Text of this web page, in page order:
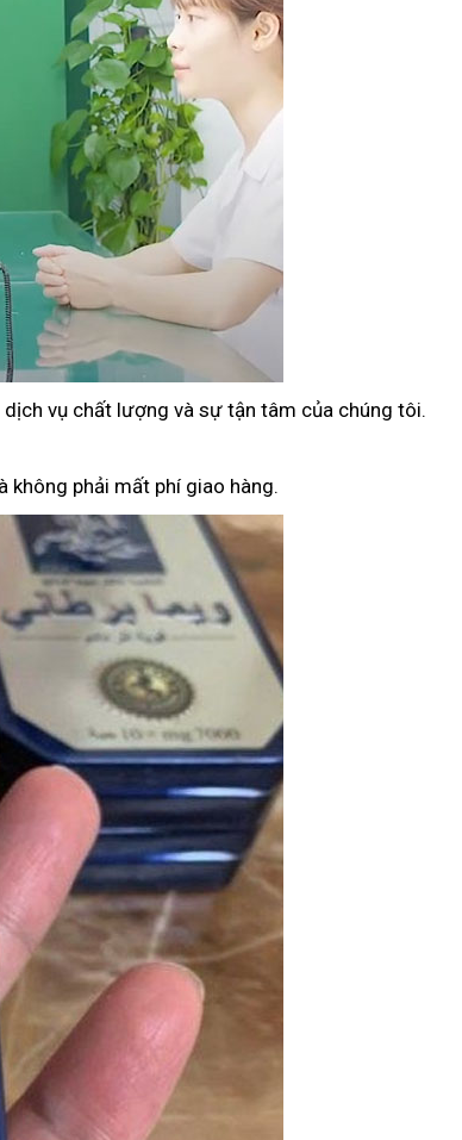
vụ chất lượng và sự tận tâm của chúng tôi.
không phải mất phí giao hàng.